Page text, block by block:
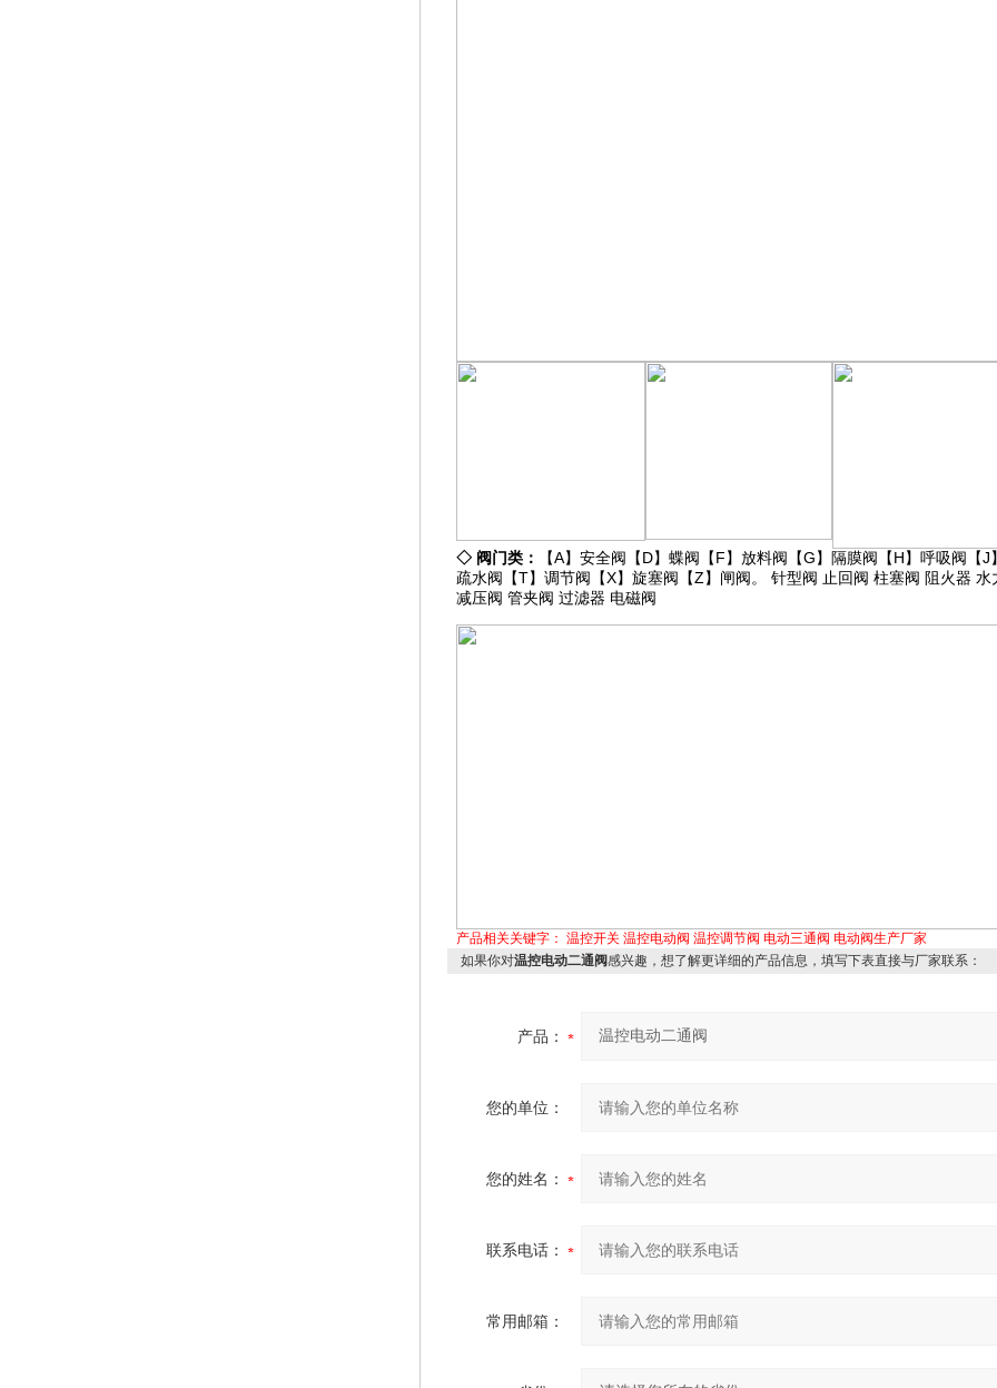
◇ 阀门类： 【A】 安全阀 【D】 蝶阀 【F】 放料阀 【G】 隔膜阀 【H】 呼吸阀 【
疏水阀 【T】 调节阀 【X】 旋塞阀 【Z】 闸阀。 针型阀 止回阀 柱塞阀 阻火器 水
减压阀 管夹阀 过滤器 电磁阀
产品相关关键字： 温控开关 温控电动阀 温控调节阀 电动三通阀 电动阀生产厂家
如果你对温控电动二通阀感兴趣，想了解更详细的产品信息，填写下表直接与厂家联系：
产品：
您的单位：
您的姓名：
联系电话：
常用邮箱：